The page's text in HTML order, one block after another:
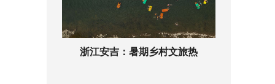
浙江安吉：暑期乡村文旅热